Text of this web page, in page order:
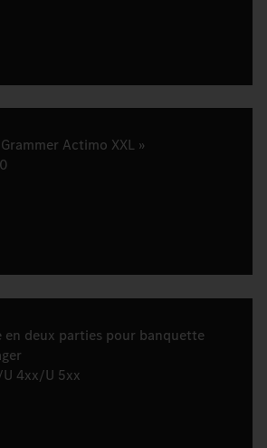
Actimo XXL »
en deux parties pour banquette
4xx/U 5xx